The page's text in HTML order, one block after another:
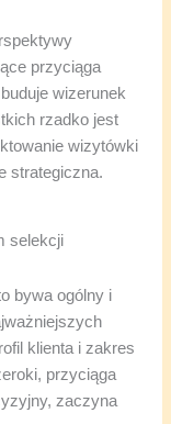
przyciąga
wizerunek
rzadko jest
wizytówki
strategiczna.
selekcji
bywa ogólny i
klienta i zakres
przyciąga
zaczyna